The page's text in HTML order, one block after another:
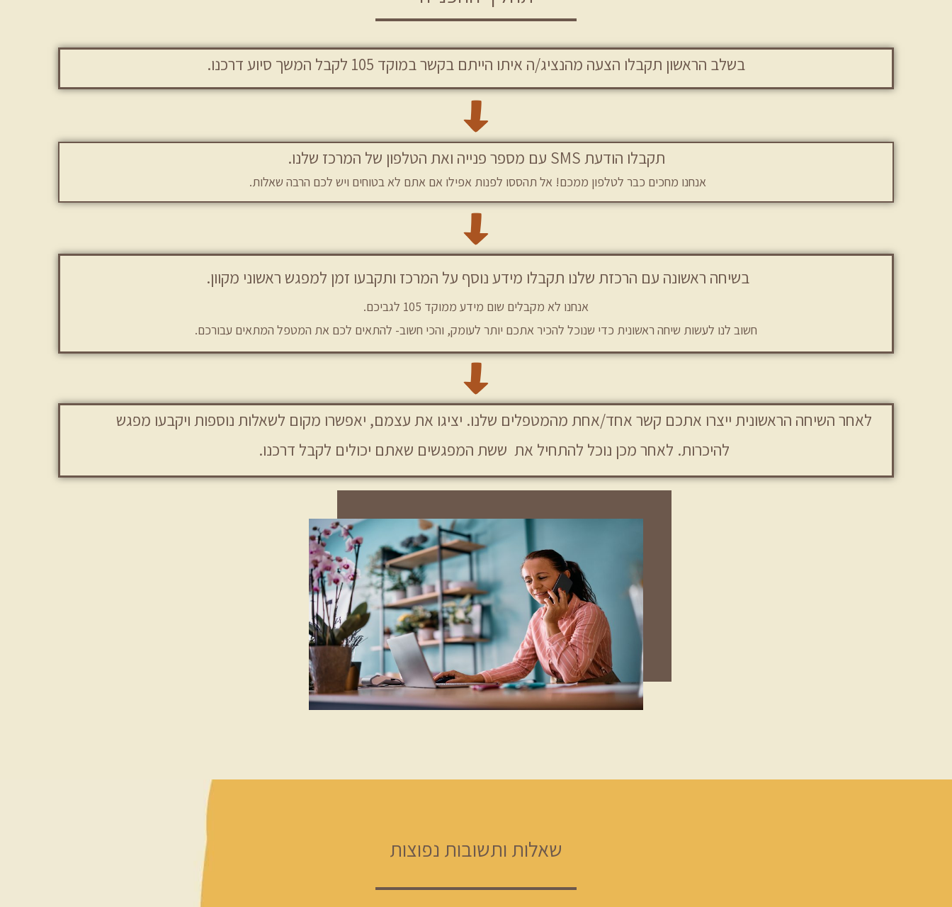
בשלב הראשון תקבלו הצעה מהנציג/ה איתו הייתם בקשר במוקד 105 לקבל המשך סיוע דרכנו.
תקבלו הודעת SMS עם מספר פנייה ואת הטלפון של המרכז שלנו.
אנחנו מחכים כבר לטלפון ממכם! אל תהססו לפנות אפילו אם אתם לא בטוחים ויש לכם הרבה שאלות.
בשיחה ראשונה עם הרכזת שלנו תקבלו מידע נוסף על המרכז ותקבעו זמן למפגש ראשוני מקוון.
אנחנו לא מקבלים שום מידע ממוקד 105 לגביכם.
חשוב לנו לעשות שיחה ראשונית כדי שנוכל להכיר אתכם יותר לעומק, והכי חשוב- להתאים לכם את המטפל המתאים עבורכם.
לאחר השיחה הראשונית ייצרו אתכם קשר אחד/אחת מהמטפלים שלנו. יציגו את עצמם, יאפשרו מקום לשאלות נוספות ויקבעו מפגש
להיכרות. לאחר מכן נוכל להתחיל את ששת המפגשים שאתם יכולים לקבל דרכנו.
שאלות ותשובות נפוצות